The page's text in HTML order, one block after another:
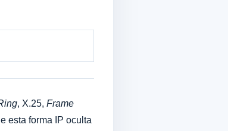
, X.25, Frame
esta forma IP oculta